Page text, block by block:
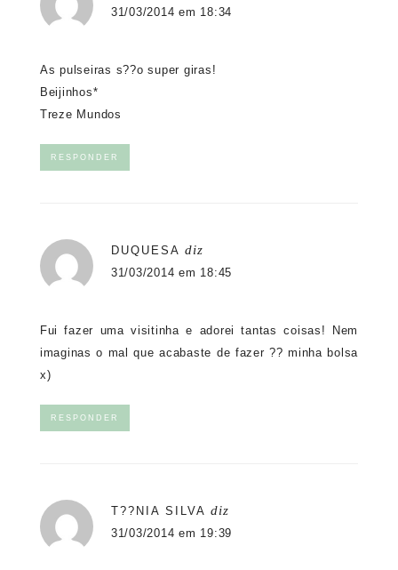
31/03/2014 em 18:34
As pulseiras s??o super giras!
Beijinhos*
Treze Mundos
RESPONDER
DUQUESA diz
31/03/2014 em 18:45
Fui fazer uma visitinha e adorei tantas coisas! Nem
imaginas o mal que acabaste de fazer ?? minha bolsa
x)
RESPONDER
T??NIA SILVA diz
31/03/2014 em 19:39